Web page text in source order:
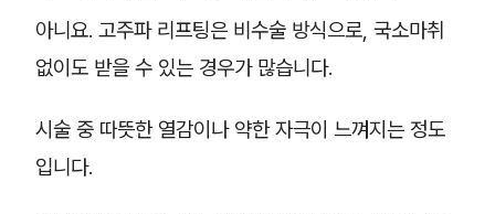
아니요. 고주파 리프팅은 비수술 방식으로, 국소마취
없이도 받을 수 있는 경우가 많습니다.
시술 중 따뜻한 열감이나 약한 자극이 느껴지는 정도
입니다.